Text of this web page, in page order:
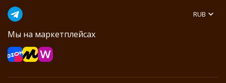
Мы на маркетплейсах
RUB